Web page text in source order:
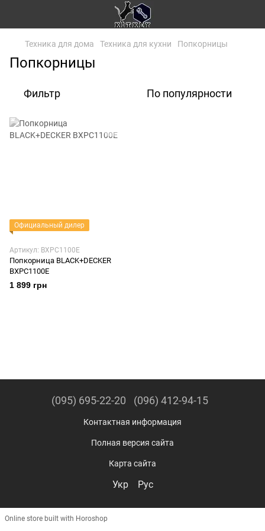
Техника для дома Техника для кухни Попкорницы
Попкорницы
Фильтр По популярности
Официальный дилер
Артикул: BXPC1100E
Попкорница BLACK+DECKER
BXPC1100E
1 899 грн
(095) 695-22-20 (096) 412-94-15
Контактная информация
Полная версия сайта
Карта сайта
Укр Рус
Online store built with Horoshop